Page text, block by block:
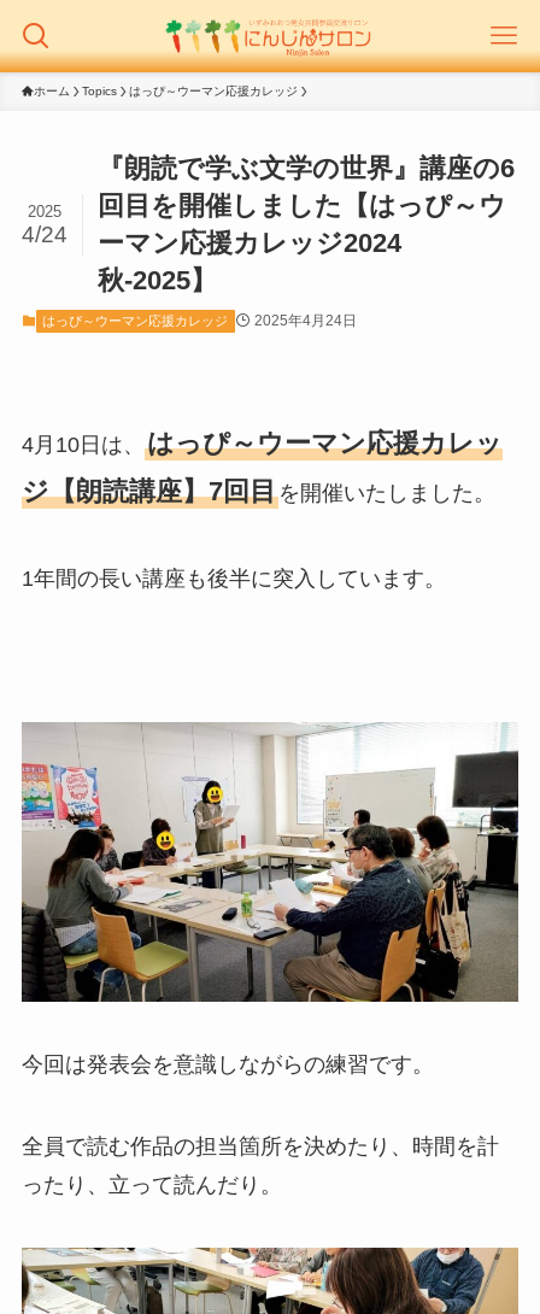
ホーム Topics はっぴ～ウーマン応援カレッジ
『朗読で学ぶ文学の世界』講座の6
回目を開催しました【はっぴ～ウ
ーマン応援カレッジ2024
秋-2025】
2025
4/24
はっぴ～ウーマン応援カレッジ 2025年4月24日
4月10日は、 はっぴ～ウーマン応援カレッ
ジ【朗読講座】7回目を開催いたしました。
1年間の長い講座も後半に突入しています。
​今回は発表会を意識しながらの練習です。
全員で読む作品の担当箇所を決めたり、時間を計
ったり、立って読んだり。